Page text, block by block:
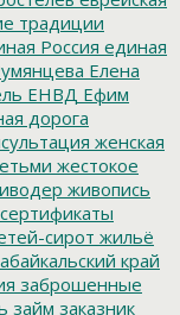
традиции
Россия единая
Елена
ЕНВД Ефим
дорога
женская
жестокое
живопись
сирот жильё
край
заброшенные
займ заказник